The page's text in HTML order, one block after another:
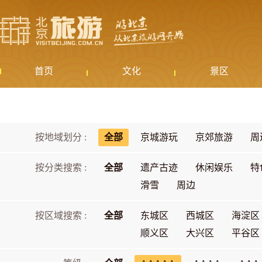
首页 文化 景区
按地域划分 : 全部 京城游玩 京郊旅游 周
按分类搜索 : 全部 遗产古迹 休闲娱乐
特
滑雪
周边
按区域搜索 : 全部 东城区 西城区
海淀区
顺义区
大兴区 平谷区